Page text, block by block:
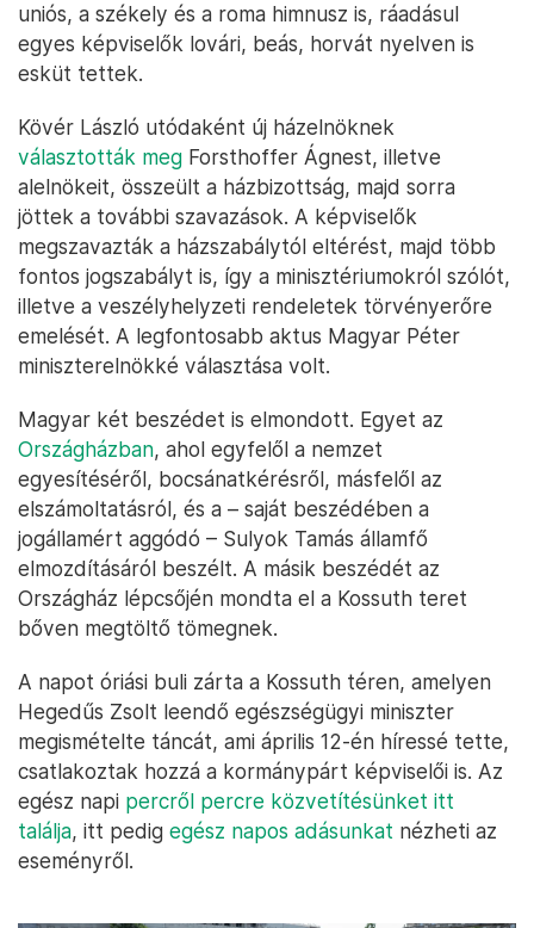
uniós, a székely és a roma himnusz is, ráadásul
egyes képviselők lovári, beás, horvát nyelven is
esküt tettek.
Kövér László utódaként új házelnöknek
választották meg Forsthoffer Ágnest, illetve
alelnökeit, összeült a házbizottság, majd sorra
jöttek a további szavazások. A képviselők
megszavazták a házszabálytól eltérést, majd több
fontos jogszabályt is, így a minisztériumokról szólót,
illetve a veszélyhelyzeti rendeletek törvényerőre
emelését. A legfontosabb aktus Magyar Péter
miniszterelnökké választása volt.
Magyar két beszédet is elmondott. Egyet az
Országházban, ahol egyfelől a nemzet
egyesítéséről, bocsánatkérésről, másfelől az
elszámoltatásról, és a – saját beszédében a
jogállamért aggódó – Sulyok Tamás államfő
elmozdításáról beszélt. A másik beszédét az
Országház lépcsőjén mondta el a Kossuth teret
bőven megtöltő tömegnek.
A napot óriási buli zárta a Kossuth téren, amelyen
Hegedűs Zsolt leendő egészségügyi miniszter
megismételte táncát, ami április 12-én híressé tette,
csatlakoztak hozzá a kormánypárt képviselői is. Az
egész napi percről percre közvetítésünket itt
találja, itt pedig egész napos adásunkat nézheti az
eseményről.